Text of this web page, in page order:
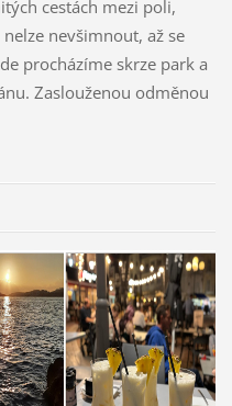
cestách mezi poli,
nevšimnout, až se
procházíme skrze park a
Zaslouženou odměnou